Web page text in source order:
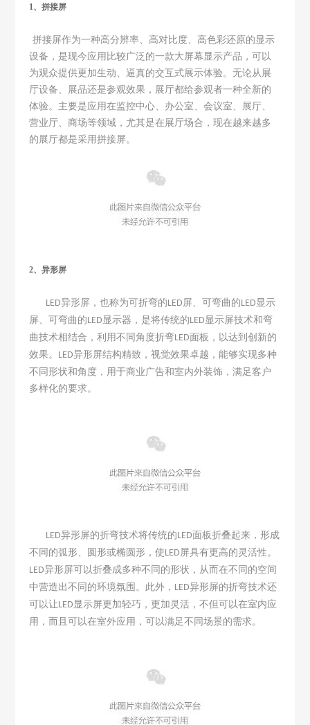
1、拼接屏
拼接屏作为一种高分辨率、高对比度、高色彩还原的显示
设备 ， 是现今应用比较广泛的一款大屏幕显示产品，可以
为观众提供更加生动、逼真的交互式展示体验。无论从展
厅设备、展品还是参观效果，展厅都给参观者一种全新的
体验。主要是应用在监控中心、办公室、会议室、展厅、
营业厅、商场等领域，尤其是在展厅场合，现在越来越多
的展厅都是采用拼接屏 。
2、异形屏
LED异形屏，也称为可折弯的LED 屏、可弯曲的LED 显示
屏、可弯曲的LED 显示器，是将传统的LED 显示屏技术和弯
曲技术相结合，利用不同角度折弯LED面板，以达到创新的
效果。 LED异形屏结构精致，视觉效果卓越，能够实现多种
不同形状和角度，用于商业广告和室内外装饰，满足客户
多样化的要求。
LED异形屏的折弯技术将传统的LED面板折叠起来，形成
不同的弧形、圆形或椭圆形，使LED 屏具有更高的灵活性。
LED异形屏可以折叠成多种不同的形状，从而在不同的空间
中营造出不同的环境氛围。此外， LED异形屏的折弯技术还
可以让LED 显示屏更加轻巧，更加灵活，不但可以在室内应
用，而且可以在室外应用，可以满足不同场景的需求。